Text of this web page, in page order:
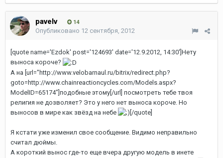
pavelv 14
Опубликовано 12 сентября, 2012
[quote name='Ezdok' post='124693' date='12.9.2012, 14:30']Нету
выноса короче?
А на [url="http://www.velobarnaul.ru/bitrix/redirect.php?
goto=http://www.chainreactioncycles.com/Models.aspx?
ModelID=65174"]подобные этому[/url] посмотреть тебе твоя
религия не дозволяет? Это у него нет выноса короче. Но
выносов в мире как звёзд на небе
[/quote]
Я кстати уже изменил свое сообщение. Видимо неправильно
считал дюймы.
А короткий вынос где-то еще вчера другую модель в инете